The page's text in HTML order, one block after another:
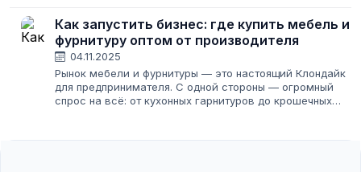
сложной категорией, как...
Как запустить бизнес: где купить мебель и
фурнитуру оптом от производителя
04.11.2025
Рынок мебели и фурнитуры — это настоящий Клондайк
для предпринимателя. С одной стороны — огромный
спрос на всё: от кухонных гарнитуров до крошечных